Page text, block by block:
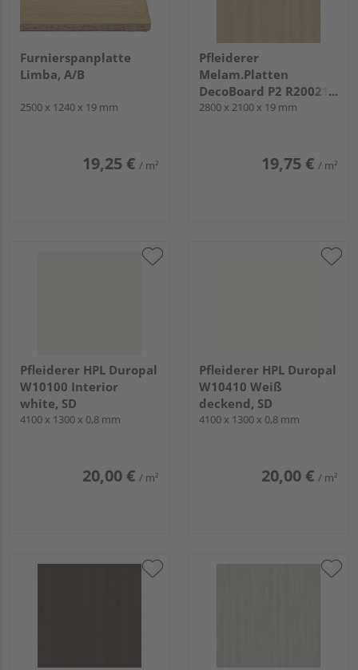
Furnierspanplatte
Limba, A/B
2500 x 1240 x 19 mm
19,25 € / m²
Pfleiderer
Melam.Platten
DecoBoard P2 R20021
Lindberg Eiche, NW
2800 x 2100 x 19 mm
19,75 € / m²
Pfleiderer HPL Duropal
W10100 Interior
white, SD
4100 x 1300 x 0,8 mm
20,00 € / m²
Pfleiderer HPL Duropal
W10410 Weiß
deckend, SD
4100 x 1300 x 0,8 mm
20,00 € / m²